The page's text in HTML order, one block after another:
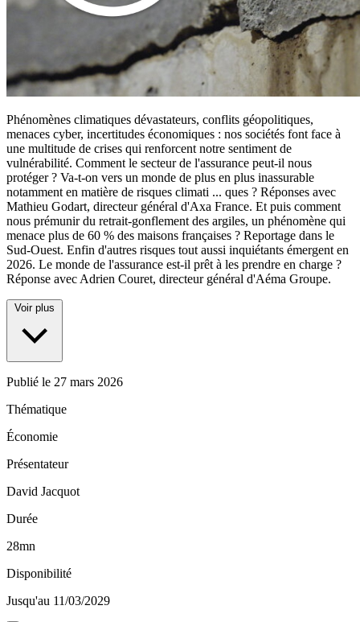
Phénomènes climatiques dévastateurs, conflits géopolitiques,
menaces cyber, incertitudes économiques : nos sociétés font face à
une multitude de crises qui renforcent notre sentiment de
vulnérabilité. Comment le secteur de l'assurance peut-il nous
protéger ? Va-t-on vers un monde de plus en plus inassurable
notamment en matière de risques climati ... ques ? Réponses avec
Mathieu Godart, directeur général d'Axa France. Et puis comment
nous prémunir du retrait-gonflement des argiles, un phénomène qui
menace plus de 60 % des maisons françaises ? Reportage dans le
Sud-Ouest. Enfin d'autres risques tout aussi inquiétants émergent en
2026. Le monde de l'assurance est-il prêt à les prendre en charge ?
Réponse avec Adrien Couret, directeur général d'Aéma Groupe.
Voir plus
Publié le 27 mars 2026
Thématique
Économie
Présentateur
David Jacquot
Durée
28mn
Disponibilité
Jusqu'au 11/03/2029